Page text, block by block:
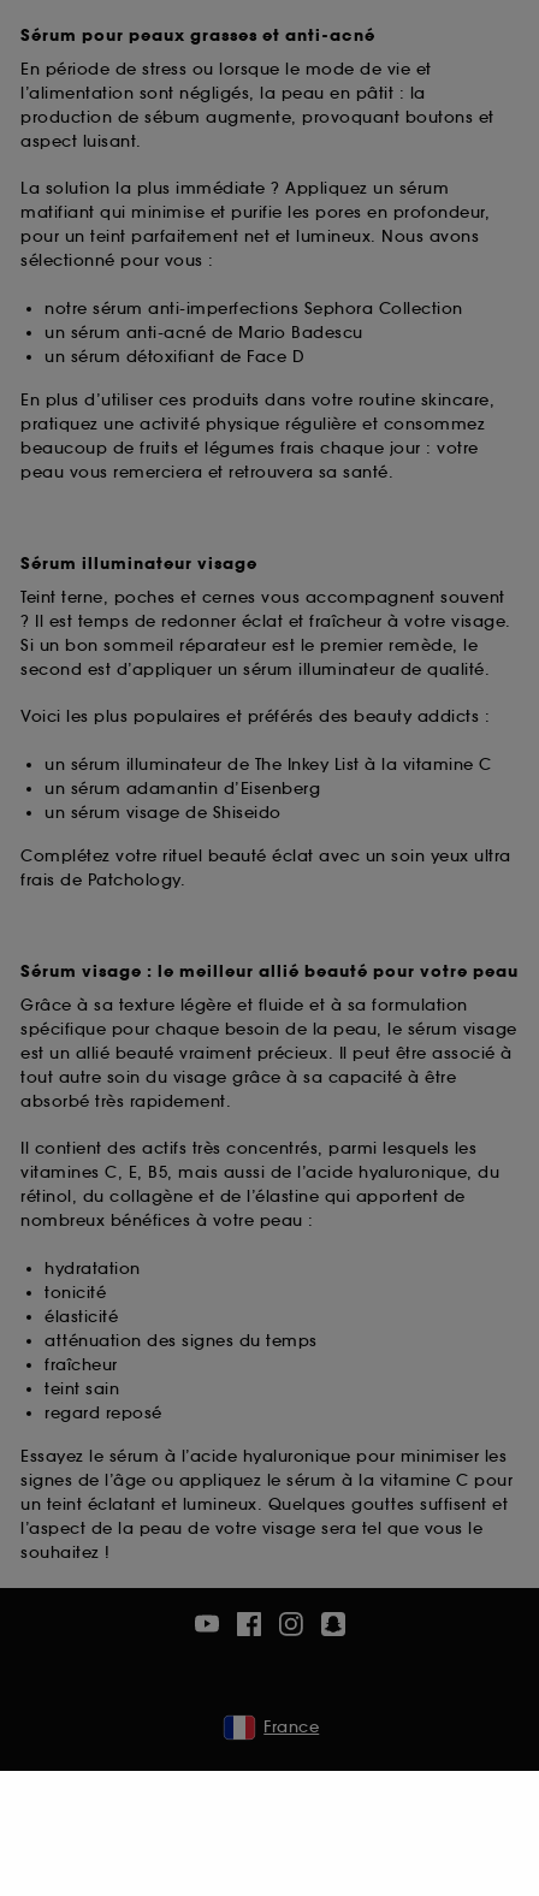
Sérum pour peaux grasses et anti-acné
En période de stress ou lorsque le mode de vie et
l’alimentation sont négligés, la peau en pâtit : la
production de sébum augmente, provoquant boutons et
aspect luisant.
La solution la plus immédiate ? Appliquez un sérum
matifiant qui minimise et purifie les pores en profondeur,
pour un teint parfaitement net et lumineux. Nous avons
sélectionné pour vous :
notre sérum anti-imperfections Sephora Collection
un sérum anti-acné de Mario Badescu
un sérum détoxifiant de Face D
En plus d’utiliser ces produits dans votre routine skincare,
pratiquez une activité physique régulière et consommez
beaucoup de fruits et légumes frais chaque jour : votre
peau vous remerciera et retrouvera sa santé.
Sérum illuminateur visage
Teint terne, poches et cernes vous accompagnent souvent
? Il est temps de redonner éclat et fraîcheur à votre visage.
Si un bon sommeil réparateur est le premier remède, le
second est d’appliquer un sérum illuminateur de qualité.
Voici les plus populaires et préférés des beauty addicts :
un sérum illuminateur de The Inkey List à la vitamine C
un sérum adamantin d’Eisenberg
un sérum visage de Shiseido
Complétez votre rituel beauté éclat avec un soin yeux ultra
frais de Patchology.
Sérum visage : le meilleur allié beauté pour votre peau
Grâce à sa texture légère et fluide et à sa formulation
spécifique pour chaque besoin de la peau, le sérum visage
est un allié beauté vraiment précieux. Il peut être associé à
tout autre soin du visage grâce à sa capacité à être
absorbé très rapidement.
Il contient des actifs très concentrés, parmi lesquels les
vitamines C, E, B5, mais aussi de l’acide hyaluronique, du
rétinol, du collagène et de l’élastine qui apportent de
nombreux bénéfices à votre peau :
hydratation
tonicité
élasticité
atténuation des signes du temps
fraîcheur
teint sain
regard reposé
Essayez le sérum à l’acide hyaluronique pour minimiser les
signes de l’âge ou appliquez le sérum à la vitamine C pour
un teint éclatant et lumineux. Quelques gouttes suffisent et
l’aspect de la peau de votre visage sera tel que vous le
souhaitez !
France